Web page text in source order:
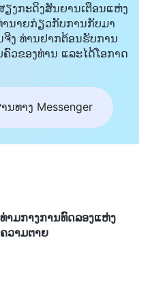
ມາຖາມຂ້ອຍວ່າຂ້ອຍເປັນ
ຂ້ອຍຈະບໍ່ຕອບ. ຂ້ອຍຄິດວ່າ
ນຮ່ວມງານກັບລາວ. ຂ້ອຍ
ງຂໍ້ຄວາມຫາຂ້ອຍ. ຂ້ອຍ
ແລະ ໃຫ້ຂ້ອຍມີພື້ນທີ່
ຂ້ອຍຍັງຕ້ອງການເຮັດ
ວອີກດ້ວຍ, ເພື່ອວ່າ ເມື່ອ
ພວກເຂົາທັງໝົດກໍຈະເທີດ
ວຽກທາງໂລກຂອງຂ້ອຍ
ໜ້າທີ່ຂອງຂ້ອຍ, ແຕ່ຂ້ອຍ
ລ້ຽງຊີບ ແລະ
. ຂ້ອຍຮູ້ສຶກຂ້ອນຂ້າງຫົດ
ຽງກະດິງສັນຍານເຕືອນແຫ່ງ
ນາຍກ່ຽວກັບການກັບມາ
ຈີງ ທ່ານຢາກຕ້ອນຮັບການ
ວຂອງທ່ານ ແລະໄດ້ໂອກາດ
ນທາງ Messenger
ທ່າມກາງການທົດລອງແຫ່ງ
ຄວາມຕາຍ